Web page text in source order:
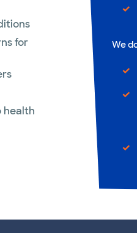
for
health
We